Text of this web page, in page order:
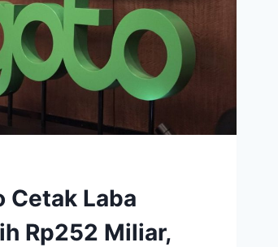
Cetak Laba
Rp252 Miliar,